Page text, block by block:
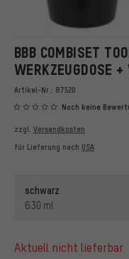
BBB COMBISET
WERKZEUGDOSE +
Artikel-Nr.: 87520
Noch keine
zzgl. Versandkosten
für Lieferung nach USA
schwarz
630 ml
aktuell nicht lieferbar